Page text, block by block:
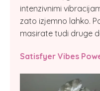
intenzivnimi
zato izjemno lahko.
masirate tudi druge
Satisfyer Vibes